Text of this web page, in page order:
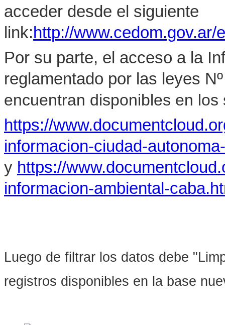
acceder desde el siguiente
link:http://
Por su parte, el acceso a la
reglamentado por las leyes
encuentran disponibles en los
https://
informacion-ciudad-
y https://
informacion-ambiental-
Luego de filtrar los datos debe
registros disponibles en la base